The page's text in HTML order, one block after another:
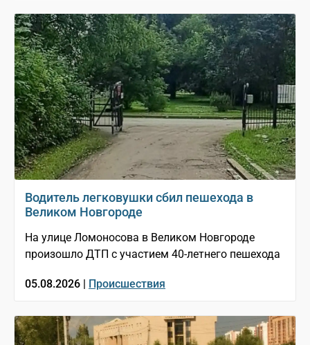
Водитель легковушки сбил пешехода в
Великом Новгороде
На улице Ломоносова в Великом Новгороде
произошло ДТП с участием 40-летнего пешехода
05.08.2026 | Происшествия